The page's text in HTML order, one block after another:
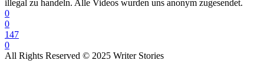
illegal zu handeln. Alle Videos wurden uns anonym zugesendet.
0
0
147
0
All Rights Reserved © 2025 Writer Stories